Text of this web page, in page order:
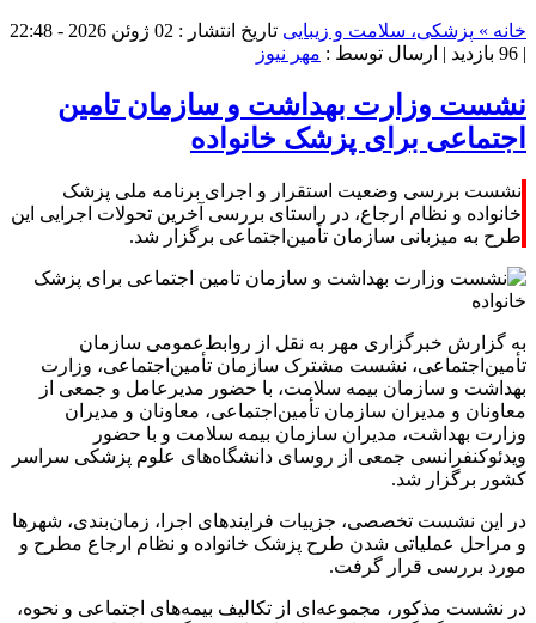
خانه » پزشکی، سلامت و زیبایی
تاریخ انتشار : 02 ژوئن 2026 - 22:48
| 96 بازدید | ارسال توسط : مهر نیوز
نشست وزارت بهداشت و سازمان تامین
اجتماعی برای پزشک خانواده
نشست بررسی وضعیت استقرار و اجرای برنامه ملی‌ پزشک
خانواده و نظام ارجاع، در راستای بررسی آخرین تحولات اجرایی این
طرح به میزبانی سازمان تأمین‌اجتماعی برگزار شد.
به گزارش خبرگزاری مهر به نقل از روابط‌عمومی سازمان
تأمین‌اجتماعی، نشست مشترک سازمان تأمین‌اجتماعی، وزارت
بهداشت و سازمان بیمه سلامت، با حضور مدیرعامل و جمعی از
معاونان و مدیران سازمان تأمین‌اجتماعی، معاونان و مدیران
وزارت بهداشت، مدیران سازمان بیمه سلامت و با حضور
ویدئوکنفرانسی جمعی از روسای دانشگاه‌های علوم پزشکی سراسر
کشور برگزار شد.
در این نشست تخصصی، جزییات فرایندهای اجرا، زمان‌بندی، شهرها
و مراحل عملیاتی شدن طرح پزشک خانواده و نظام ارجاع مطرح و
مورد بررسی قرار گرفت.
در نشست مذکور، مجموعه‌ای از تکالیف بیمه‌های اجتماعی و نحوه،‌